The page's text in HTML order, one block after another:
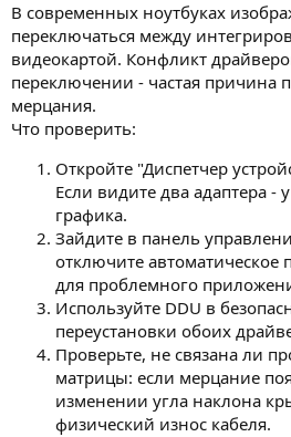
В современных ноутбуках
переключаться между
видеокартой. Конфликт
переключении - частая причина
мерцания.
Что проверить:
Откройте "Диспетчер
Если видите два адаптера -
графика.
Зайдите в панель
отключите
для проблемного
Используйте DDU в
переустановки обоих
Проверьте, не связана ли
матрицы: если мерцание
изменении угла наклона
физический износ кабеля.